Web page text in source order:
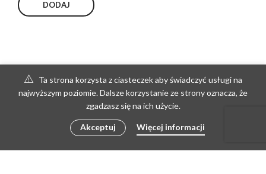
Ta strona korzysta z ciasteczek aby świadczyć usługi na
najwyższym poziomie. Dalsze korzystanie ze strony oznacza, że
zgadzasz się na ich użycie.
Akceptuj Więcej informacji